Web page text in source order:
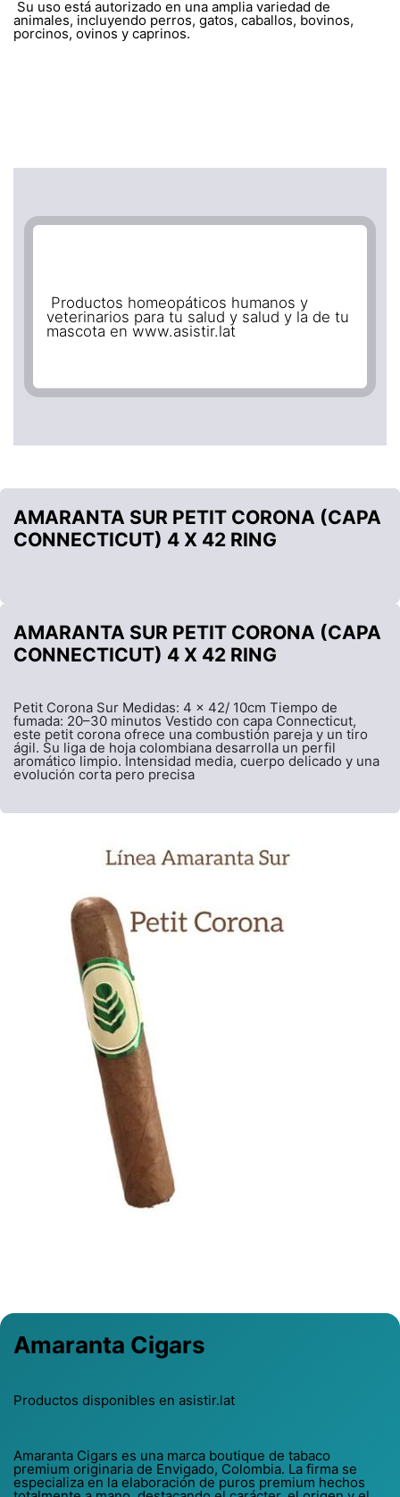
Su uso está autorizado en una amplia variedad de
animales, incluyendo perros, gatos, caballos, bovinos,
porcinos, ovinos y caprinos.
Productos homeopáticos humanos y
veterinarios para tu salud y salud y la de tu
mascota en www.asistir.lat
AMARANTA SUR PETIT CORONA (CAPA
CONNECTICUT) 4 X 42 RING
AMARANTA SUR PETIT CORONA (CAPA
CONNECTICUT) 4 X 42 RING
Petit Corona Sur Medidas: 4 x 42/ 10cm Tiempo de
fumada: 20–30 minutos Vestido con capa Connecticut,
este petit corona ofrece una combustión pareja y un tiro
ágil. Su liga de hoja colombiana desarrolla un perfil
aromático limpio. Intensidad media, cuerpo delicado y una
evolución corta pero precisa
Amaranta Cigars
Productos disponibles en asistir.lat
Amaranta Cigars es una marca boutique de tabaco
premium originaria de Envigado, Colombia. La firma se
especializa en la elaboración de puros premium hechos